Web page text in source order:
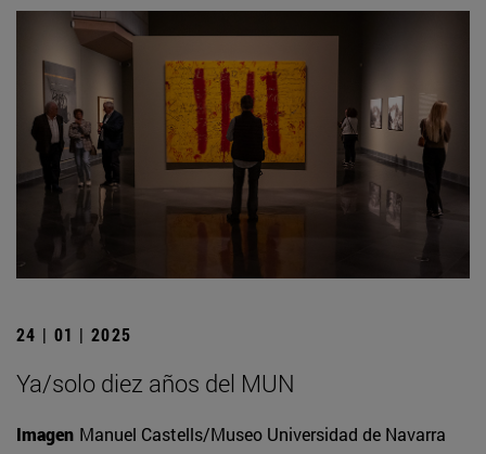
24 | 01 | 2025
Ya/solo diez años del MUN
Imagen Manuel Castells/Museo Universidad de Navarra